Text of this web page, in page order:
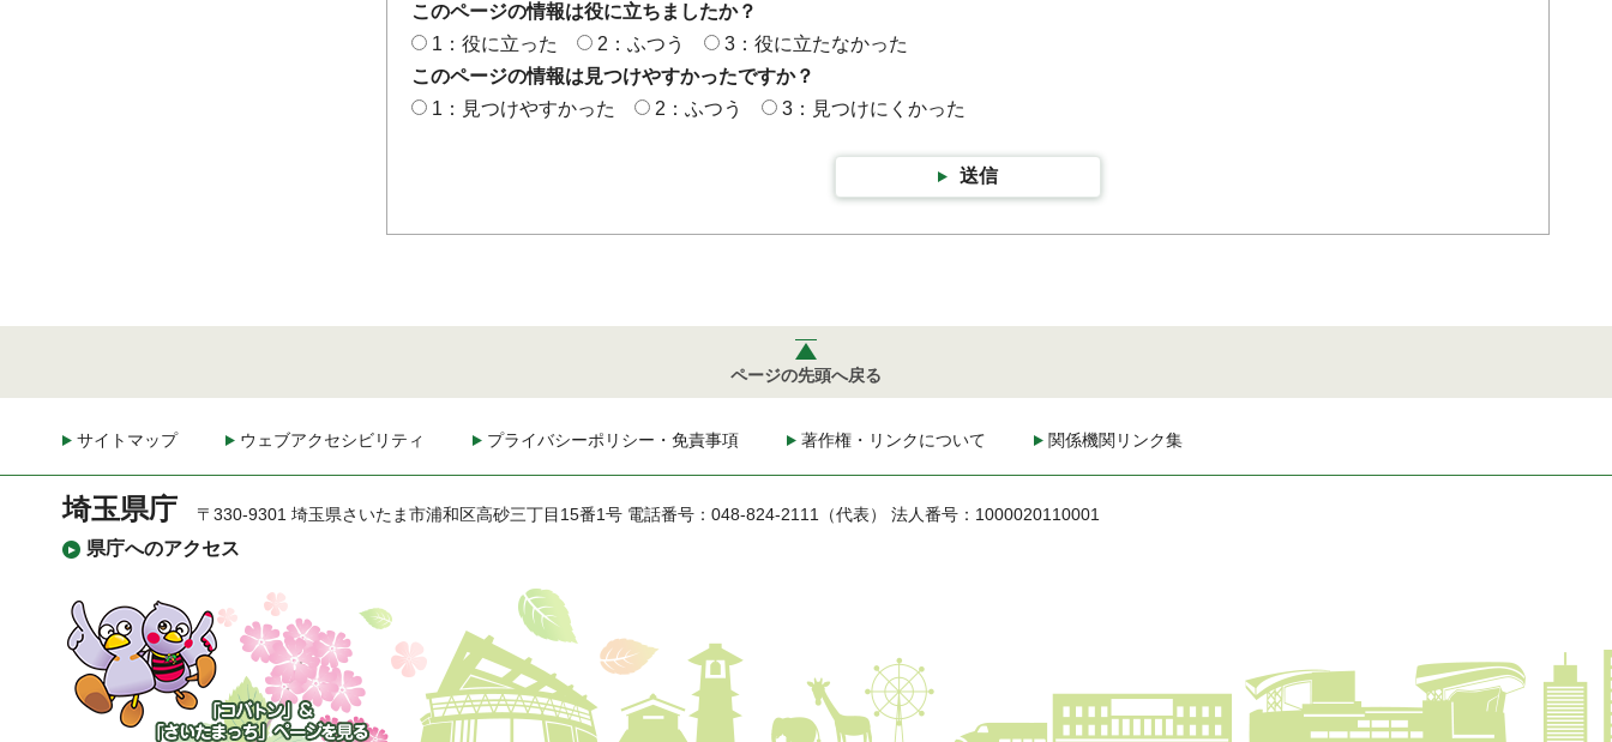
このページの情報は役に立ちましたか？
1：役に立った
2：ふつう
3：役に立たなかった
このページの情報は見つけやすかったですか？
1：見つけやすかった
2：ふつう 3：見つけにくかった
送信
ページの先頭へ戻る
サイトマップ ウェブアクセシビリティ プライバシーポリシー・免責事項 著作権・リンクについて 関係機関リンク集
埼玉県庁
県庁へのアクセス
〒330-9301 埼玉県さいたま市浦和区高砂三丁目15番1号 電話番号：048-824-2111（代表） 法人番号：1000020110001
「コバトン」&「さいた